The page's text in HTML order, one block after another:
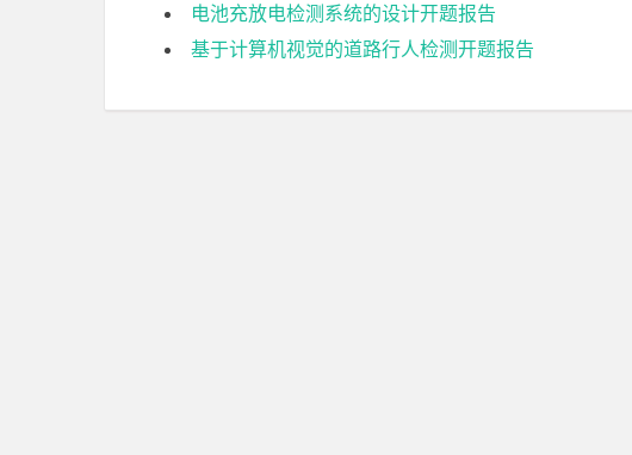
电池充放电检测系统的设计开题报告
基于计算机视觉的道路行人检测开题报告